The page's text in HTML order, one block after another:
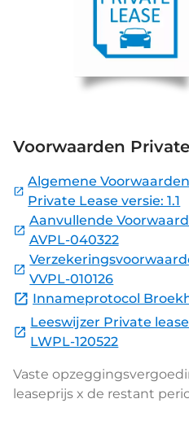
Voorwaarden
Algemene
Private Lease versie: 1.1
Aanvullende
AVPL-040322
VVPL-010126
Innameprotocol
Leeswijzer Private
LWPL-120522
Vaste
leaseprijs x de restant